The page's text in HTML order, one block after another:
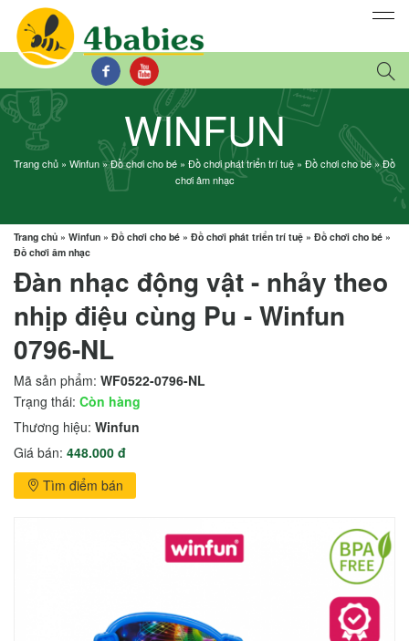
WINFUN
Trang chủ » Winfun»Đồ chơi cho bé » Đồ chơi phát triển trí tuệ » Đồ chơi cho bé»Đồ
chơi âm nhạc
Trang chủ » Winfun » Đồ chơi cho bé » Đồ chơi phát triển trí tuệ » Đồ chơi cho bé »
Đồ chơi âm nhạc
Đàn nhạc động vật - nhảy theo
nhịp điệu cùng Pu - Winfun
0796-NL
Mã sản phẩm: WF0522-0796-NL
Trạng thái: Còn hàng
Thương hiệu: Winfun
Giá bán: 448.000 đ
Tìm điểm bán